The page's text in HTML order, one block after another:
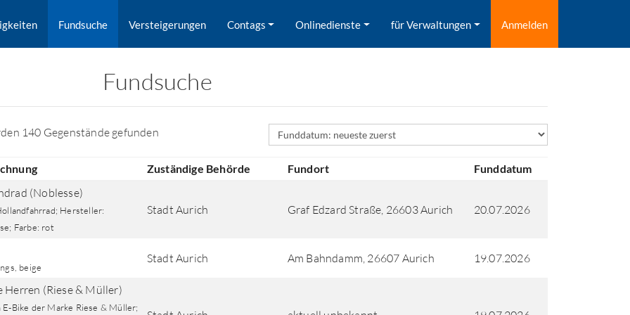
Fundsuche Versteigerungen Contags Onlinedienste für Verwaltungen Anmelden
Fundsuche
nach Orten gesucht.
140 Gegenstände gefunden Sortierfeld
Zuständige Behörde Fundort Funddatum
(Noblesse)
Hersteller:
Farbe: rot
Stadt Aurich Graf Edzard Straße, 26603 Aurich 20.07.2026
beige
Stadt Aurich Am Bahndamm, 26607 Aurich 19.07.2026
Herren (Riese & Müller)
Bike der Marke Riese & Müller;